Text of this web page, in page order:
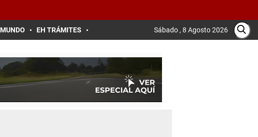
MUNDO EH TRÁMITES Sábado , 8 Agosto 2026